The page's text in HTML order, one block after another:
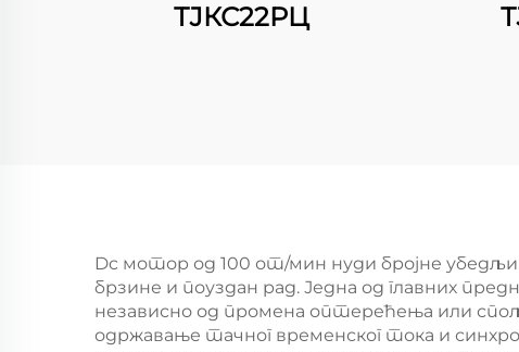
ТЈКС22РЦ
Dc мотор од 100 от/мин нуди бројне
брзине и поуздан рад. Једна од главних
независно од промена оптерећења или
одржавање тачног временског тока и